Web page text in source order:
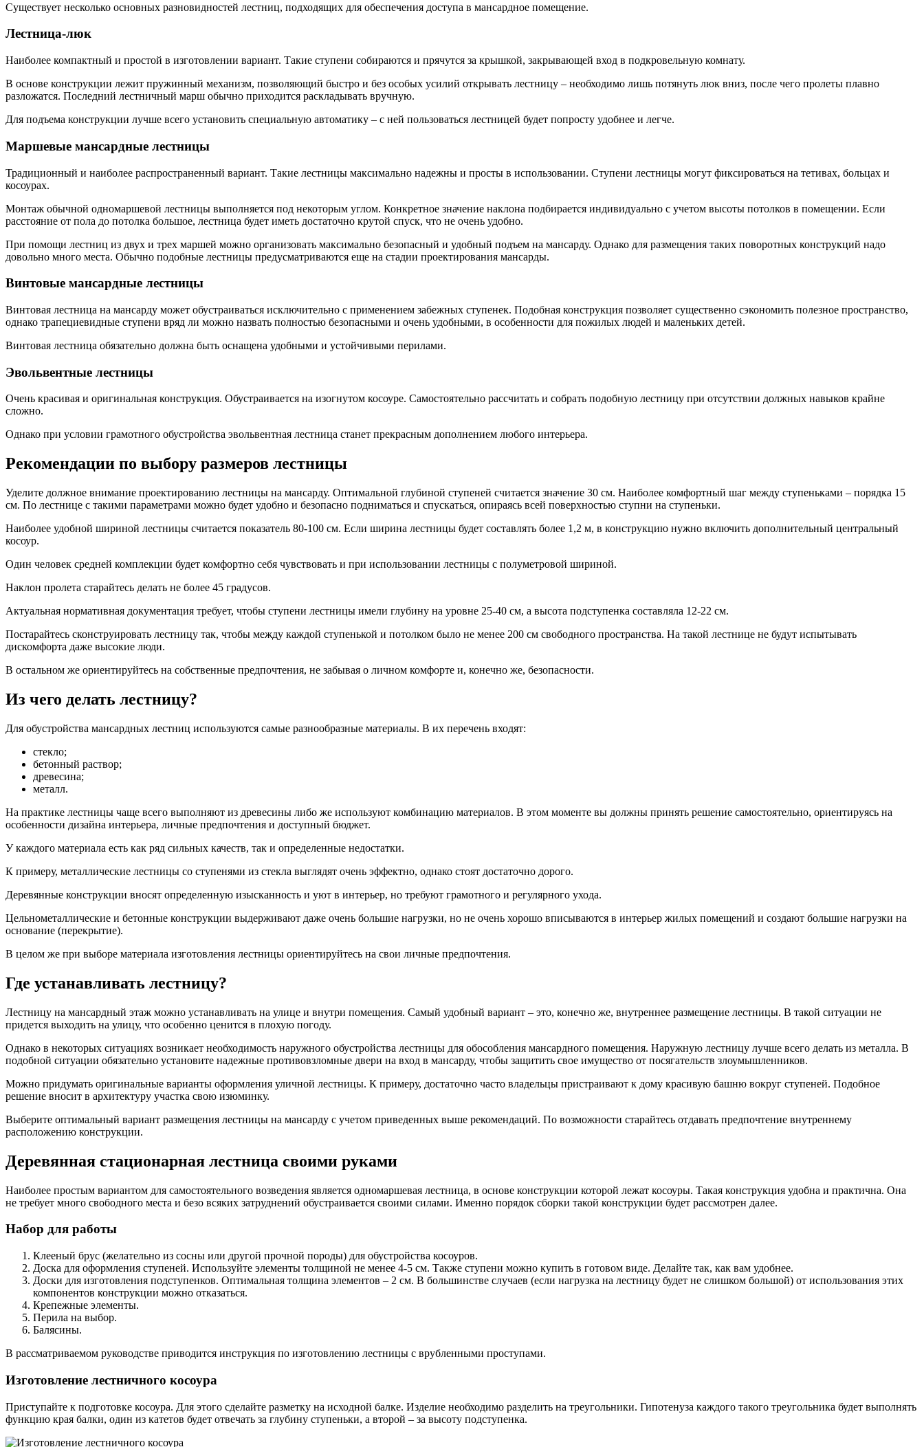
Существует несколько основных разновидностей лестниц, подходящих для обеспечения доступа в мансардное помещение.
Лестница-люк
Наиболее компактный и простой в изготовлении вариант. Такие ступени собираются и прячутся за крышкой, закрывающей вход в подкровельную комнату.
В основе конструкции лежит пружинный механизм, позволяющий быстро и без особых усилий открывать лестницу – необходимо лишь потянуть люк вниз, после чего пролеты плавно
разложатся. Последний лестничный марш обычно приходится раскладывать вручную.
Для подъема конструкции лучше всего установить специальную автоматику – с ней пользоваться лестницей будет попросту удобнее и легче.
Маршевые мансардные лестницы
Традиционный и наиболее распространенный вариант. Такие лестницы максимально надежны и просты в использовании. Ступени лестницы могут фиксироваться на тетивах, больцах и
косоурах.
Монтаж обычной одномаршевой лестницы выполняется под некоторым углом. Конкретное значение наклона подбирается индивидуально с учетом высоты потолков в помещении. Если
расстояние от пола до потолка большое, лестница будет иметь достаточно крутой спуск, что не очень удобно.
При помощи лестниц из двух и трех маршей можно организовать максимально безопасный и удобный подъем на мансарду. Однако для размещения таких поворотных конструкций надо
довольно много места. Обычно подобные лестницы предусматриваются еще на стадии проектирования мансарды.
Винтовые мансардные лестницы
Винтовая лестница на мансарду может обустраиваться исключительно с применением забежных ступенек. Подобная конструкция позволяет существенно сэкономить полезное пространство,
однако трапециевидные ступени вряд ли можно назвать полностью безопасными и очень удобными, в особенности для пожилых людей и маленьких детей.
Винтовая лестница обязательно должна быть оснащена удобными и устойчивыми перилами.
Эвольвентные лестницы
Очень красивая и оригинальная конструкция. Обустраивается на изогнутом косоуре. Самостоятельно рассчитать и собрать подобную лестницу при отсутствии должных навыков крайне
сложно.
Однако при условии грамотного обустройства эвольвентная лестница станет прекрасным дополнением любого интерьера.
Рекомендации по выбору размеров лестницы
Уделите должное внимание проектированию лестницы на мансарду. Оптимальной глубиной ступеней считается значение 30 см. Наиболее комфортный шаг между ступеньками – порядка 15
см. По лестнице с такими параметрами можно будет удобно и безопасно подниматься и спускаться, опираясь всей поверхностью ступни на ступеньки.
Наиболее удобной шириной лестницы считается показатель 80-100 см. Если ширина лестницы будет составлять более 1,2 м, в конструкцию нужно включить дополнительный центральный
косоур.
Один человек средней комплекции будет комфортно себя чувствовать и при использовании лестницы с полуметровой шириной.
Наклон пролета старайтесь делать не более 45 градусов.
Актуальная нормативная документация требует, чтобы ступени лестницы имели глубину на уровне 25-40 см, а высота подступенка составляла 12-22 см.
Постарайтесь сконструировать лестницу так, чтобы между каждой ступенькой и потолком было не менее 200 см свободного пространства. На такой лестнице не будут испытывать
дискомфорта даже высокие люди.
В остальном же ориентируйтесь на собственные предпочтения, не забывая о личном комфорте и, конечно же, безопасности.
Из чего делать лестницу?
Для обустройства мансардных лестниц используются самые разнообразные материалы. В их перечень входят:
стекло;
бетонный раствор;
древесина;
металл.
На практике лестницы чаще всего выполняют из древесины либо же используют комбинацию материалов. В этом моменте вы должны принять решение самостоятельно, ориентируясь на
особенности дизайна интерьера, личные предпочтения и доступный бюджет.
У каждого материала есть как ряд сильных качеств, так и определенные недостатки.
К примеру, металлические лестницы со ступенями из стекла выглядят очень эффектно, однако стоят достаточно дорого.
Деревянные конструкции вносят определенную изысканность и уют в интерьер, но требуют грамотного и регулярного ухода.
Цельнометаллические и бетонные конструкции выдерживают даже очень большие нагрузки, но не очень хорошо вписываются в интерьер жилых помещений и создают большие нагрузки на
основание (перекрытие).
В целом же при выборе материала изготовления лестницы ориентируйтесь на свои личные предпочтения.
Где устанавливать лестницу?
Лестницу на мансардный этаж можно устанавливать на улице и внутри помещения. Самый удобный вариант – это, конечно же, внутреннее размещение лестницы. В такой ситуации не
придется выходить на улицу, что особенно ценится в плохую погоду.
Однако в некоторых ситуациях возникает необходимость наружного обустройства лестницы для обособления мансардного помещения. Наружную лестницу лучше всего делать из металла. В
подобной ситуации обязательно установите надежные противовзломные двери на вход в мансарду, чтобы защитить свое имущество от посягательств злоумышленников.
Можно придумать оригинальные варианты оформления уличной лестницы. К примеру, достаточно часто владельцы пристраивают к дому красивую башню вокруг ступеней. Подобное
решение вносит в архитектуру участка свою изюминку.
Выберите оптимальный вариант размещения лестницы на мансарду с учетом приведенных выше рекомендаций. По возможности старайтесь отдавать предпочтение внутреннему
расположению конструкции.
Деревянная стационарная лестница своими руками
Наиболее простым вариантом для самостоятельного возведения является одномаршевая лестница, в основе конструкции которой лежат косоуры. Такая конструкция удобна и практична. Она
не требует много свободного места и безо всяких затруднений обустраивается своими силами. Именно порядок сборки такой конструкции будет рассмотрен далее.
Набор для работы
Клееный брус (желательно из сосны или другой прочной породы) для обустройства косоуров.
Доска для оформления ступеней. Используйте элементы толщиной не менее 4-5 см. Также ступени можно купить в готовом виде. Делайте так, как вам удобнее.
Доски для изготовления подступенков. Оптимальная толщина элементов – 2 см. В большинстве случаев (если нагрузка на лестницу будет не слишком большой) от использования этих
компонентов конструкции можно отказаться.
Крепежные элементы.
Перила на выбор.
Балясины.
В рассматриваемом руководстве приводится инструкция по изготовлению лестницы с врубленными проступами.
Изготовление лестничного косоура
Приступайте к подготовке косоура. Для этого сделайте разметку на исходной балке. Изделие необходимо разделить на треугольники. Гипотенуза каждого такого треугольника будет выполнять
функцию края балки, один из катетов будет отвечать за глубину ступеньки, а второй – за высоту подступенка.